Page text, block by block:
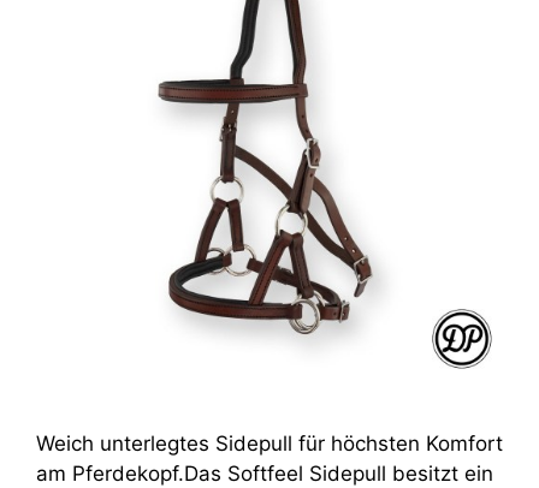
Weich unterlegtes Sidepull für höchsten Komfort
am Pferdekopf.Das Softfeel Sidepull besitzt ein